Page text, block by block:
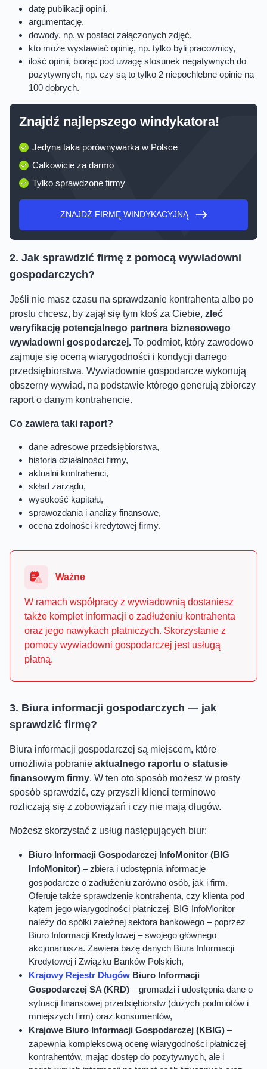
datę publikacji opinii,
argumentację,
dowody, np. w postaci załączonych zdjęć,
kto może wystawiać opinię, np. tylko byli pracownicy,
ilość opinii, biorąc pod uwagę stosunek negatywnych do
pozytywnych, np. czy są to tylko 2 niepochlebne opinie na
100 dobrych.
Znajdź najlepszego windykatora!
Jedyna taka porównywarka w Polsce
Całkowicie za darmo
Tylko sprawdzone firmy
ZNAJDŹ FIRMĘ WINDYKACYJNĄ
2. Jak sprawdzić firmę z pomocą wywiadowni
gospodarczych?
Jeśli nie masz czasu na sprawdzanie kontrahenta albo po
prostu chcesz, by zajął się tym ktoś za Ciebie, zleć
weryfikację potencjalnego partnera biznesowego
wywiadowni gospodarczej. To podmiot, który zawodowo
zajmuje się oceną wiarygodności i kondycji danego
przedsiębiorstwa. Wywiadownie gospodarcze wykonują
obszerny wywiad, na podstawie którego generują zbiorczy
raport o danym kontrahencie.
Co zawiera taki raport?
dane adresowe przedsiębiorstwa,
historia działalności firmy,
aktualni kontrahenci,
skład zarządu,
wysokość kapitału,
sprawozdania i analizy finansowe,
ocena zdolności kredytowej firmy.
Ważne
W ramach współpracy z wywiadownią dostaniesz
także komplet informacji o zadłużeniu kontrahenta
oraz jego nawykach płatniczych. Skorzystanie z
pomocy wywiadowni gospodarczej jest usługą
płatną.
3. Biura informacji gospodarczych — jak
sprawdzić firmę?
Biura informacji gospodarczej są miejscem, które
umożliwia pobranie aktualnego raportu o statusie
finansowym firmy. W ten oto sposób możesz w prosty
sposób sprawdzić, czy przyszli klienci terminowo
rozliczają się z zobowiązań i czy nie mają długów.
Możesz skorzystać z usług następujących biur:
Biuro Informacji Gospodarczej InfoMonitor (BIG
InfoMonitor) – zbiera i udostępnia informacje
gospodarcze o zadłużeniu zarówno osób, jak i firm.
Oferuje także sprawdzenie kontrahenta, czy klienta pod
kątem jego wiarygodności płatniczej. BIG InfoMonitor
należy do spółki zależnej sektora bankowego – poprzez
Biuro Informacji Kredytowej – swojego głównego
akcjonariusza. Zawiera bazę danych Biura Informacji
Kredytowej i Związku Banków Polskich,
Krajowy Rejestr Długów Biuro Informacji
Gospodarczej SA (KRD) – gromadzi i udostępnia dane o
sytuacji finansowej przedsiębiorstw (dużych podmiotów i
mniejszych firm) oraz konsumentów,
Krajowe Biuro Informacji Gospodarczej (KBIG) –
zapewnia kompleksową ocenę wiarygodności płatniczej
kontrahentów, mając dostęp do pozytywnych, ale i